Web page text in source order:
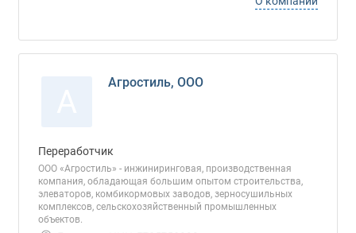
Агростиль, ООО
Переработчик
ООО «Агростиль» - инжиниринговая, производственная
компания, обладающая большим опытом строительства,
элеваторов, комбикормовых заводов, зерносушильных
комплексов, сельскохозяйственный промышленных
объектов.